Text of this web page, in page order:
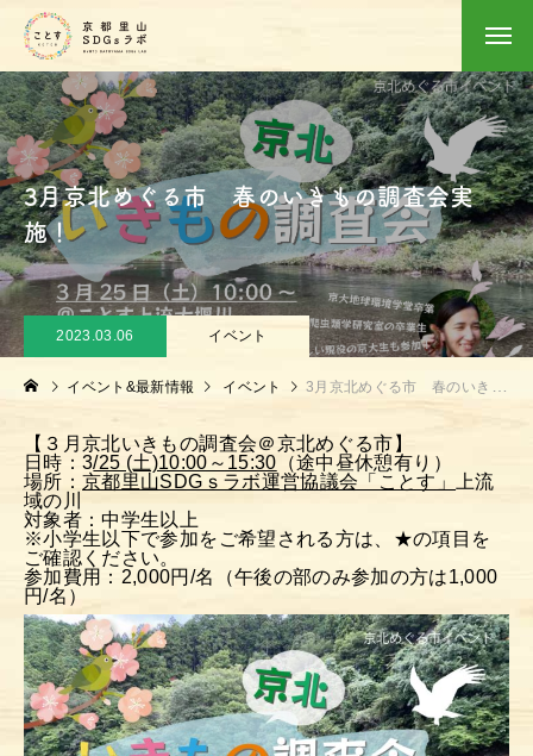
3月京北めぐる市 春のいきもの調査会実
施！
2023.03.06 イベント
イベント&最新情報 イベント 3月京北めぐる市 春のいきもの調査会実施！
【３月京北いきもの調査会＠京北めぐる市】
日時：3/25 (土)10:00～15:30 （途中昼休憩有り）
場所：京都里山SDGｓラボ運営協議会「ことす」
上流
域の川
対象者：中学生以上
※小学生以下で参加をご希望される方は、★の項目を
ご確認ください。
参加費用：2,000円/名（午後の部のみ参加の方は1,000
円/名）